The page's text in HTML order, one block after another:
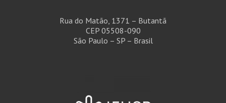
Rua do Matão, 1371 – Butantã
CEP 05508-090
São Paulo – SP – Brasil